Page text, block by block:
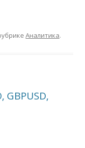
Аналитика.
GBPUSD,